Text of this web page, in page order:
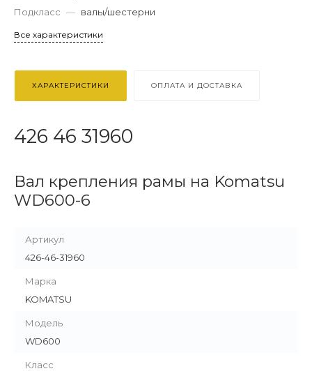
Подкласс — валы/шестерни
Все характеристики
ХАРАКТЕРИСТИКИ ОПЛАТА И ДОСТАВКА
426 46 31960
Вал крепления рамы на Komatsu
WD600-6
Артикул
426-46-31960
Марка
KOMATSU
Модель
WD600
Класс